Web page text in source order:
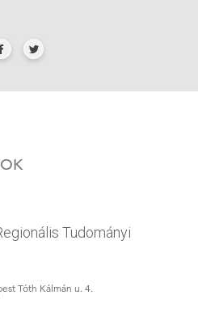
Tudományi
Tóth Kálmán u. 4.